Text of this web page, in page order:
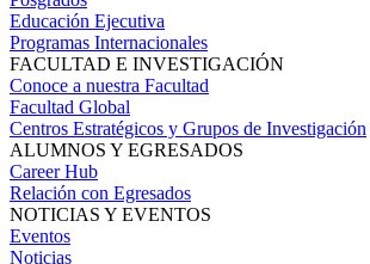
Educación Ejecutiva
Programas Internacionales
FACULTAD E INVESTIGACIÓN
Conoce a nuestra Facultad
Facultad Global
Centros Estratégicos y Grupos de Investigación
ALUMNOS Y EGRESADOS
Career Hub
Relación con Egresados
NOTICIAS Y EVENTOS
Eventos
Noticias